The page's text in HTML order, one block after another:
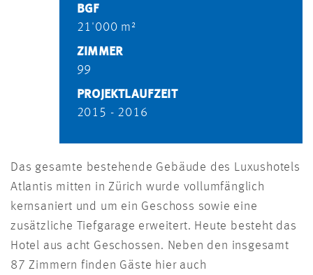
BGF
21'000 m²
ZIMMER
99
PROJEKTLAUFZEIT
2015 - 2016
Das gesamte bestehende Gebäude des Luxushotels
Atlantis mitten in Zürich wurde vollumfänglich
kernsaniert und um ein Geschoss sowie eine
zusätzliche Tiefgarage erweitert. Heute besteht das
Hotel aus acht Geschossen. Neben den insgesamt
87 Zimmern finden Gäste hier auch